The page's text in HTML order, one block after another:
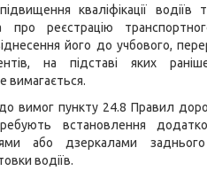
кваліфікації водіїв
про реєстрацію
його до учбового,
на підставі яких
вимагається.
вимог пункту 24.8 Правил
встановлення
або дзеркалами
водіїв.